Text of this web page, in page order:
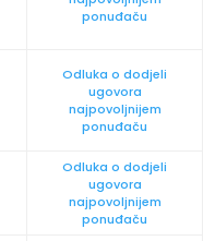
ponuđaču
Odluka o dodjeli
ugovora
najpovoljnijem
ponuđaču
Odluka o dodjeli
ugovora
najpovoljnijem
ponuđaču